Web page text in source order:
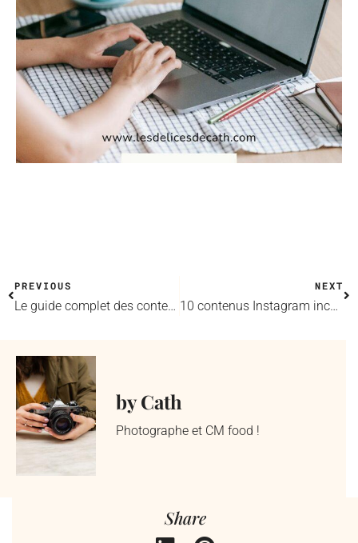
PREVIOUS
Le guide complet des contenus Instagram
NEXT
10 contenus Instagram incontournables pour son restaurant
by Cath
Photographe et CM food !
Share